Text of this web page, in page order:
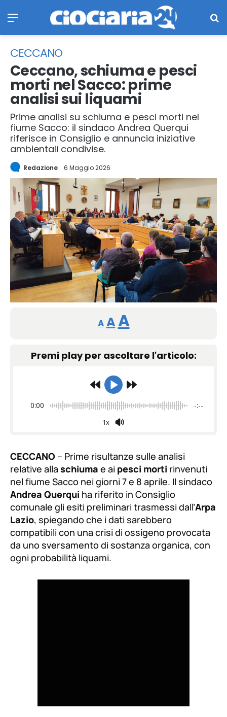
CECCANO
Ceccano, schiuma e pesci
morti nel Sacco: prime
analisi sui liquami
Prime analisi su schiuma e pesci morti nel
fiume Sacco: il sindaco Andrea Querqui
riferisce in Consiglio e annuncia iniziative
ambientali condivise.
Redazione 6 Maggio 2026
A
Reducir
tamaño
fuente.
A Restablecer
de
fuente
AAumentar
tamaño
fuente.
Premi play per ascoltare l'articolo:
0:00 -:--
1x
CECCANO – Prime risultanze sulle analisi
relative alla schiuma e ai pesci morti rinvenuti
nel fiume Sacco nei giorni 7 e 8 aprile. Il sindaco
Andrea Querqui ha riferito in Consiglio
comunale gli esiti preliminari trasmessi dall’Arpa
Lazio, spiegando che i dati sarebbero
compatibili con una crisi di ossigeno provocata
da uno sversamento di sostanza organica, con
ogni probabilità liquami.